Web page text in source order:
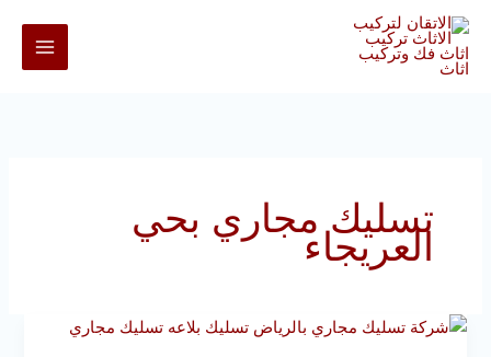
تخطي
إلى
المحتوى
تسليك مجاري بحي
العريجاء
شركة